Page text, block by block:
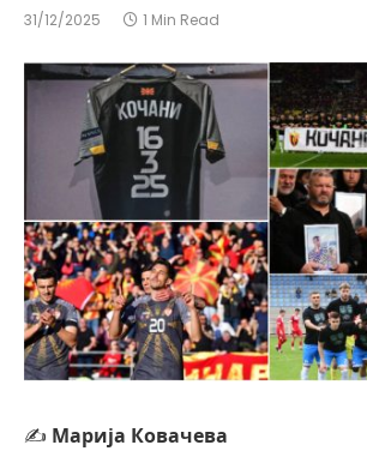
31/12/2025 1 Min Read
✍ Марија Ковачева